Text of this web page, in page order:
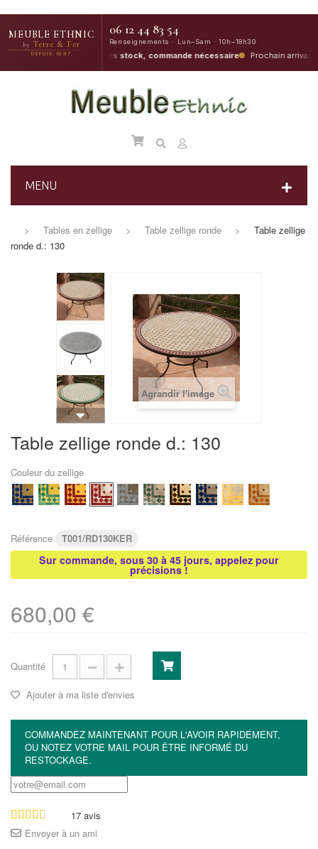
MEUBLE ETHNIC
by Terre & Fer
DEPUIS 1997
06 12 44 83 54
Renseignements · Lun–Sam · 10h–18h30
Début-Août ·Pour le hors stock, commande nécessaire Prochain arrivage
MENU
> Tables en zellige > Table zellige ronde >
Table zellige
ronde d.: 130
Agrandir l'image
Table zellige ronde d.: 130
Couleur du zellige
Référence T001/RD130KER
Sur commande, sous 30 à 45 jours, appelez pour
précisions !
680,00 €
Quantité
Ajouter à ma liste d'envies
COMMANDEZ MAINTENANT POUR L'AVOIR RAPIDEMENT,
OU NOTEZ VOTRE MAIL POUR ÊTRE INFORMÉ DU
RESTOCKAGE.
17 avis
Envoyer à un ami